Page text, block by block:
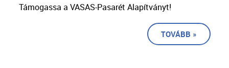
Támogassa a VASAS-Pasarét Alapítványt!
TOVÁBB »